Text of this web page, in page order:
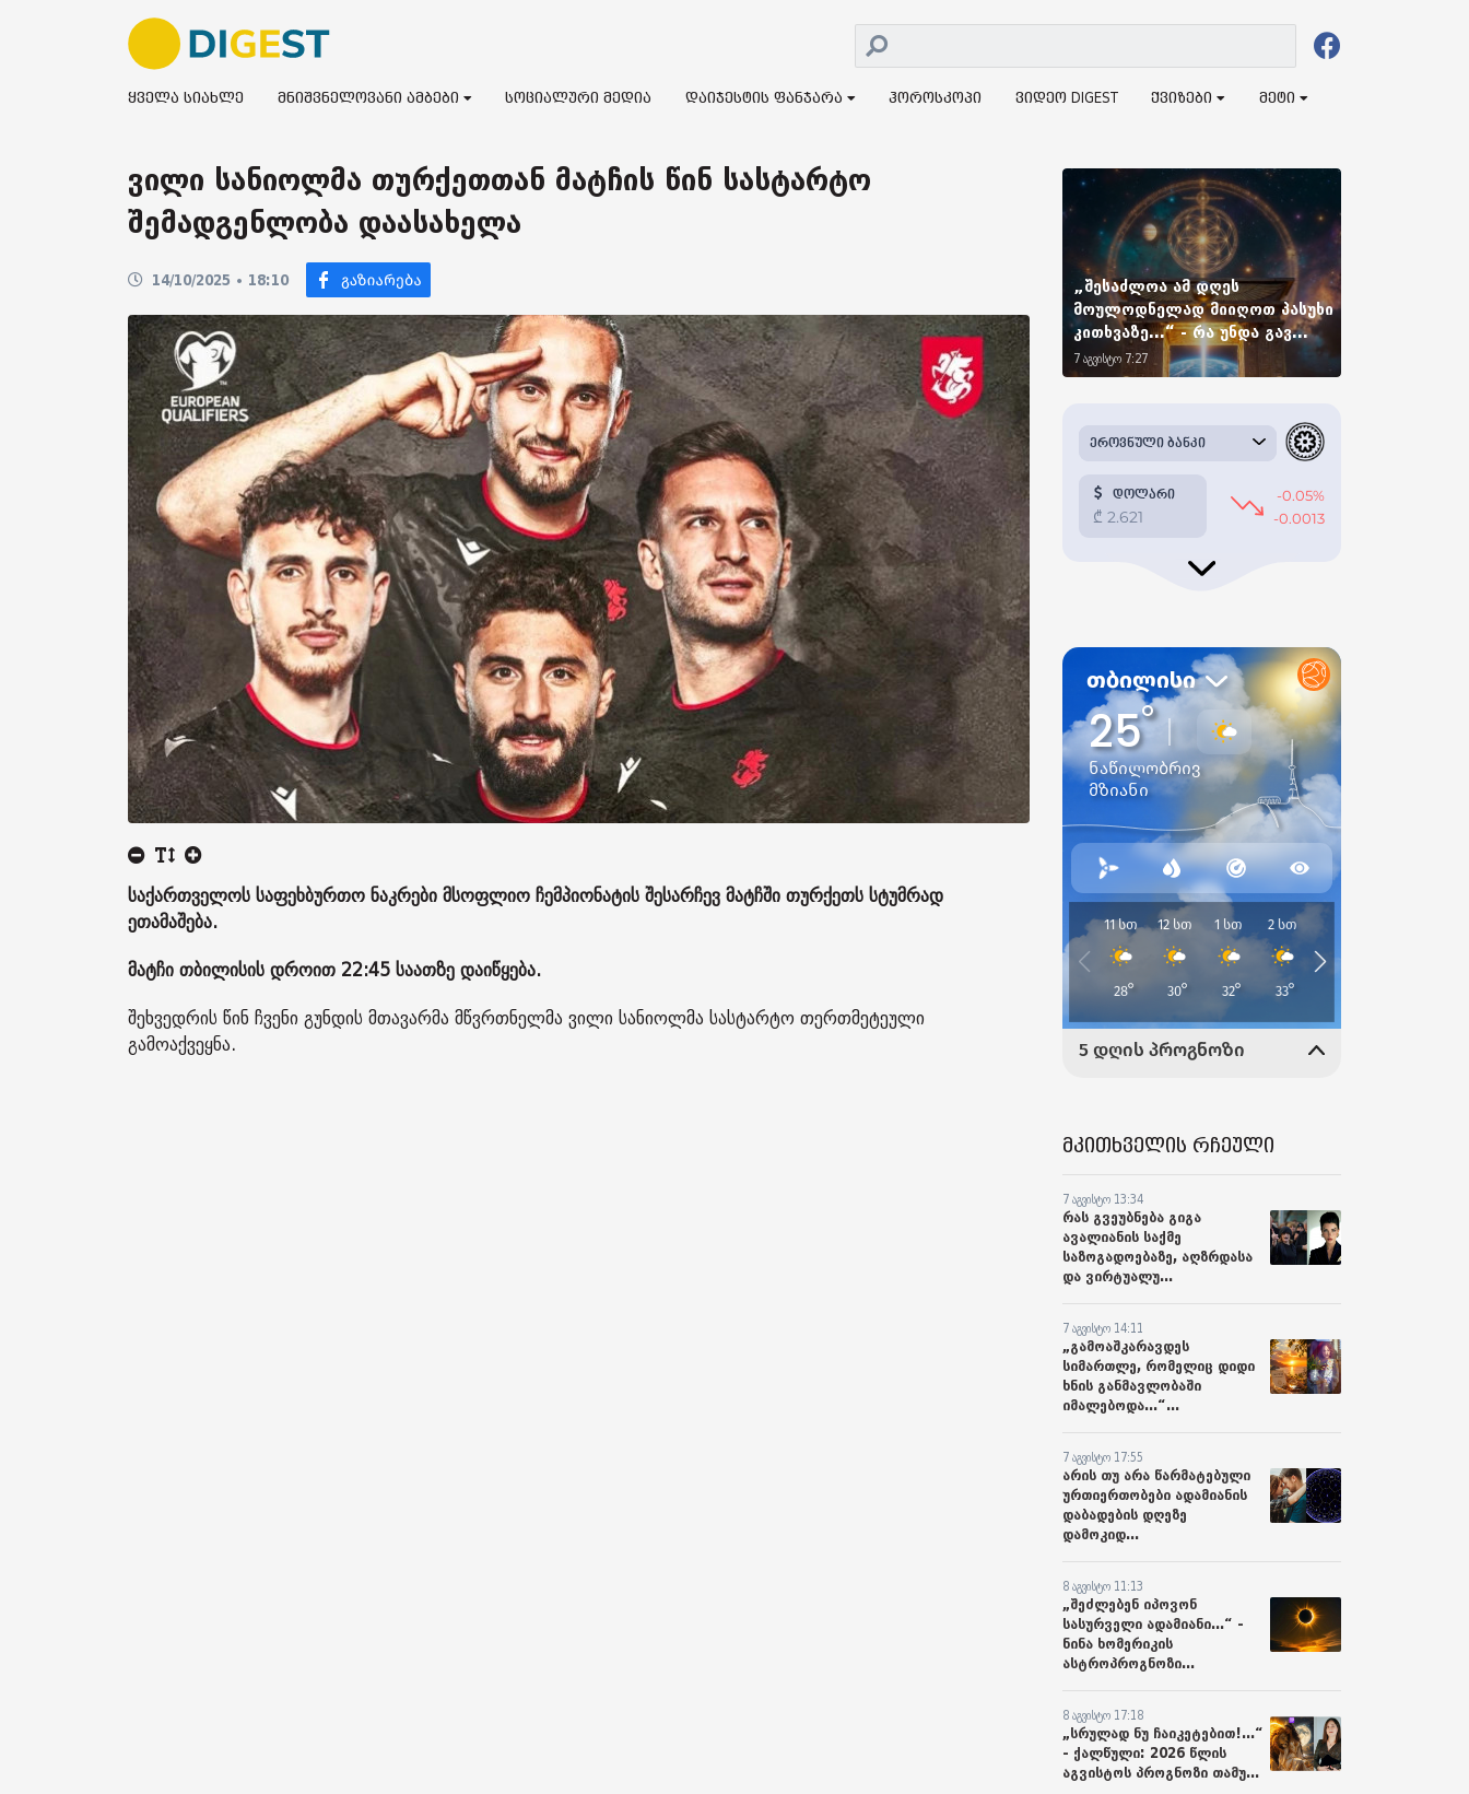
ყველა სიახლე მნიშვნელოვანი ამბები სოციალური მედია დაიჯესტის ფანჯარა ჰოროსკოპი ვიდეო DIGEST ქვიზები მეტი
ვილი სანიოლმა თურქეთთან მატჩის წინ სასტარტო
შემადგენლობა დაასახელა
14/10/2025 • 18:10
საქართველოს საფეხბურთო ნაკრები მსოფლიო ჩემპიონატის შესარჩევ მატჩში თურქეთს სტუმრად
ეთამაშება.
მატჩი თბილისის დროით 22:45 საათზე დაიწყება.
შეხვედრის წინ ჩვენი გუნდის მთავარმა მწვრთნელმა ვილი სანიოლმა სასტარტო თერთმეტეული
გამოაქვეყნა.
„შესაძლოა ამ დღეს
მოულოდნელად მიიღოთ პასუხი
კითხვაზე...“ - რა უნდა გავ...
7 აგვისტო 7:27
მკითხველის რჩეული
7 აგვისტო 13:34
რას გვეუბნება გიგა
ავალიანის საქმე
საზოგადოებაზე, აღზრდასა
და ვირტუალუ...
7 აგვისტო 14:11
„გამოაშკარავდეს
სიმართლე, რომელიც დიდი
ხნის განმავლობაში
იმალებოდა...“...
7 აგვისტო 17:55
არის თუ არა წარმატებული
ურთიერთობები ადამიანის
დაბადების დღეზე
დამოკიდ...
8 აგვისტო 11:13
„შეძლებენ იპოვონ
სასურველი ადამიანი...“ -
ნინა ხომერიკის
ასტროპროგნოზი...
8 აგვისტო 17:18
„სრულად ნუ ჩაიკეტებით!...“
- ქალწული: 2026 წლის
აგვისტოს პროგნოზი თამუ...